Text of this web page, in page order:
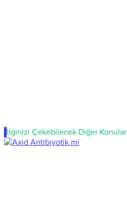
İlginizi Çekebilecek Diğer Konular